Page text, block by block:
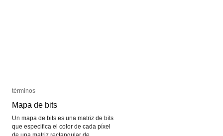
términos
Mapa de bits
Un mapa de bits es una matriz de bits
que especifica el color de cada píxel
términos
Mapa de bits